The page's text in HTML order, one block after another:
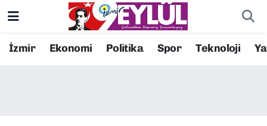
İzmir Ekonomi Politika Spor Teknoloji
Resmi İlanlar
Konak Nöbetçi Eczaneler